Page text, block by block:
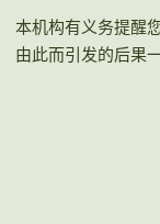
本机构有义务提醒
由此而引发的后果